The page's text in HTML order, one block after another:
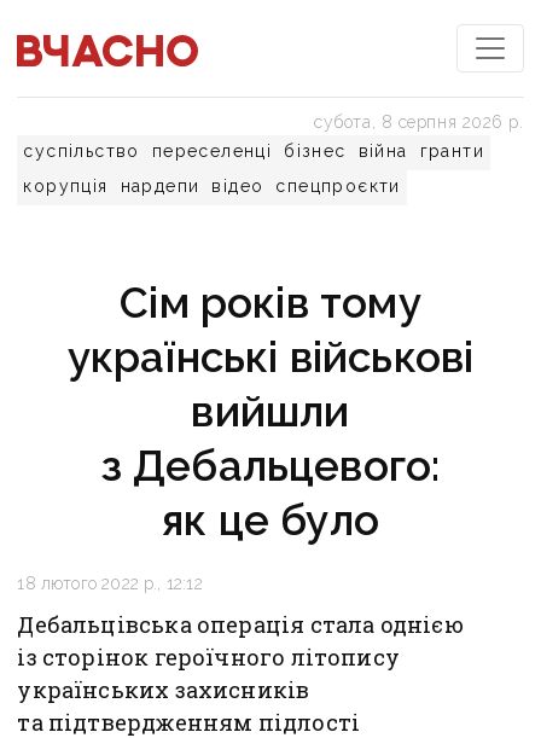
суспільство переселенці бізнес війна
гранти
корупція
нардепи відео спецпроєкти
субота, 8 серпня 2026 р.
Сім років тому
українські військові
вийшли
з Дебальцевого:
як це було
18 лютого 2022 р., 12:12
Дебальцівська операція стала однією
із сторінок героїчного літопису
українських захисників
та підтвердженням підлості